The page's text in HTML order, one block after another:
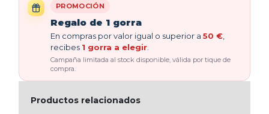
PROMOCIÓN
Regalo de 1 gorra
En compras por valor igual o superior a 50 €
recibes 1 gorra a elegir
Campaña limitada al stock disponible, válida por tique de
compra.
Productos relacionados